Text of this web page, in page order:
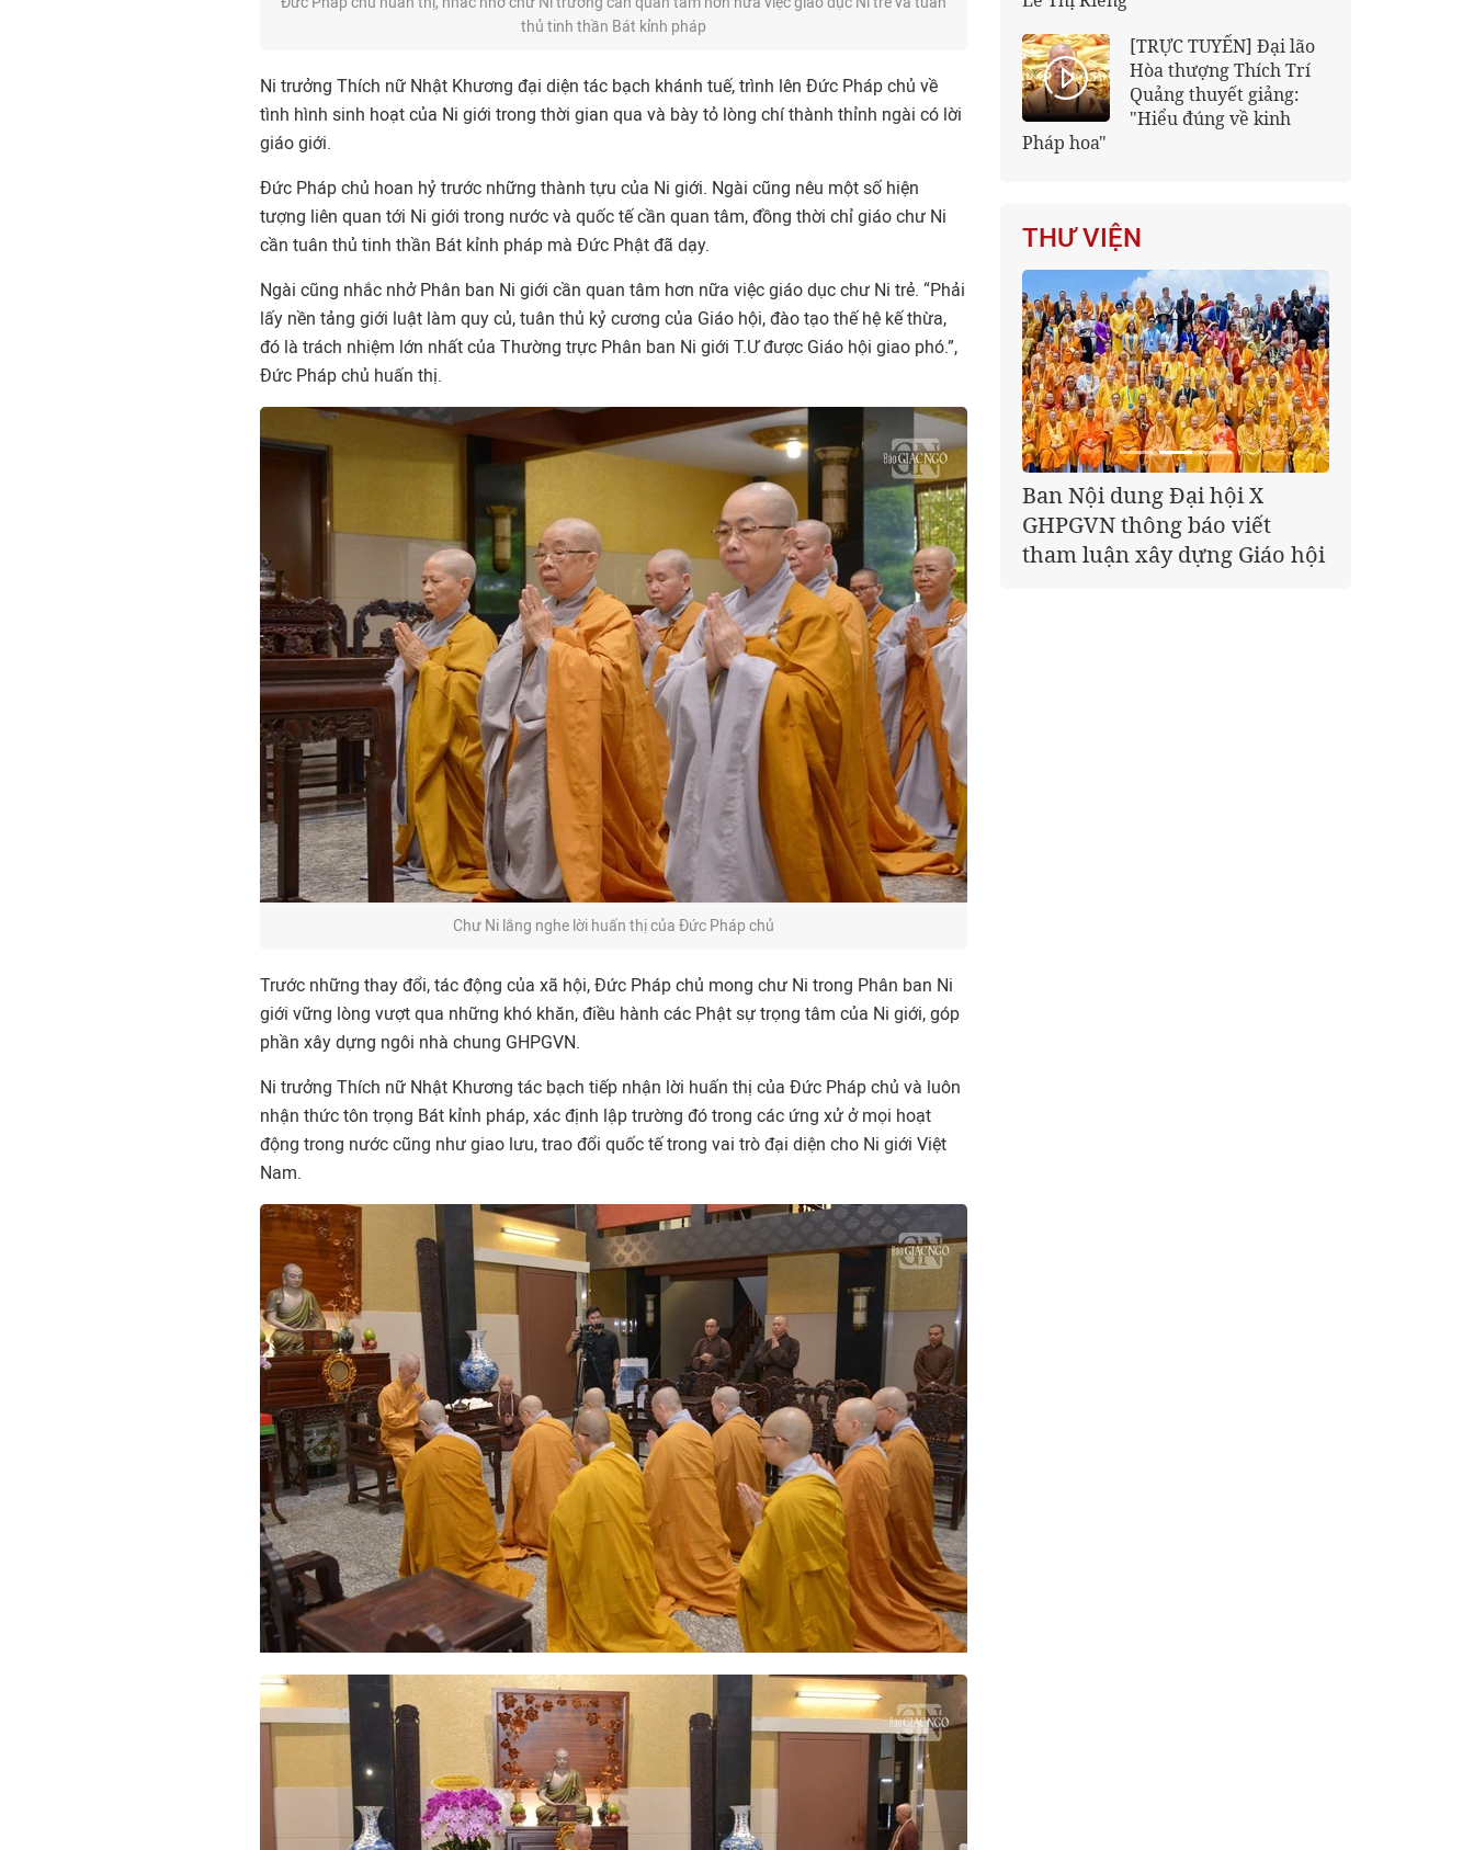
thủ tinh thần Bát kỉnh pháp
Ni trưởng Thích nữ Nhật Khương đại diện tác bạch khánh tuế, trình lên Đức Pháp chủ về
tình hình sinh hoạt của Ni giới trong thời gian qua và bày tỏ lòng chí thành thỉnh ngài có lời
giáo giới.
Đức Pháp chủ hoan hỷ trước những thành tựu của Ni giới. Ngài cũng nêu một số hiện
tượng liên quan tới Ni giới trong nước và quốc tế cần quan tâm, đồng thời chỉ giáo chư Ni
cần tuân thủ tinh thần Bát kỉnh pháp mà Đức Phật đã dạy.
Ngài cũng nhắc nhở Phân ban Ni giới cần quan tâm hơn nữa việc giáo dục chư Ni trẻ. “Phải
lấy nền tảng giới luật làm quy củ, tuân thủ kỷ cương của Giáo hội, đào tạo thế hệ kế thừa,
đó là trách nhiệm lớn nhất của Thường trực Phân ban Ni giới T.Ư được Giáo hội giao phó.”,
Đức Pháp chủ huấn thị.
Chư Ni lắng nghe lời huấn thị của Đức Pháp chủ
Trước những thay đổi, tác động của xã hội, Đức Pháp chủ mong chư Ni trong Phân ban Ni
giới vững lòng vượt qua những khó khăn, điều hành các Phật sự trọng tâm của Ni giới, góp
phần xây dựng ngôi nhà chung GHPGVN.
Ni trưởng Thích nữ Nhật Khương tác bạch tiếp nhận lời huấn thị của Đức Pháp chủ và luôn
nhận thức tôn trọng Bát kỉnh pháp, xác định lập trường đó trong các ứng xử ở mọi hoạt
động trong nước cũng như giao lưu, trao đổi quốc tế trong vai trò đại diện cho Ni giới Việt
Nam.
[TRỰC TUYẾN] Đại lão
Hòa thượng Thích Trí
Quảng thuyết giảng:
"Hiểu đúng về kinh
Pháp hoa"
THƯ VIỆN
Giáo hội kêu gọi Tăng Ni,
Phật tử cả nước thể hiện tấm
lòng tri ân trọn vẹn nghĩa